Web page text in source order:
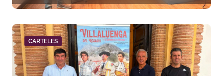
categoría
CARTELES